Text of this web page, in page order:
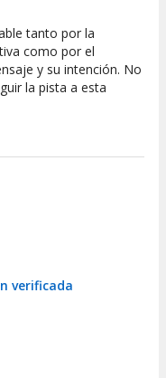
tanto por la
como por el
y su intención. No
la pista a esta
verificada